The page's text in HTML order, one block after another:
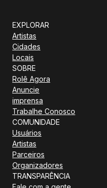
EXPLORAR
Artistas
Cidades
Locais
SOBRE
Rolê Agora
Anuncie
imprensa
Trabalhe Conosco
COMUNIDADE
Usuários
Artistas
Parceiros
Organizadores
TRANSPARÊNCIA